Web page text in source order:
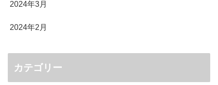
2024年3月
2024年2月
カテゴリー